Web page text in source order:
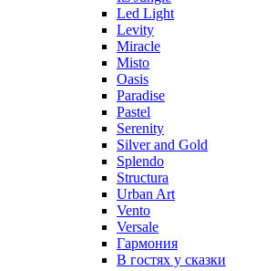
Led Light
Levity
Miracle
Misto
Oasis
Paradise
Pastel
Serenity
Silver and Gold
Splendo
Structura
Urban Art
Vento
Versale
Гармония
В гостях у сказки